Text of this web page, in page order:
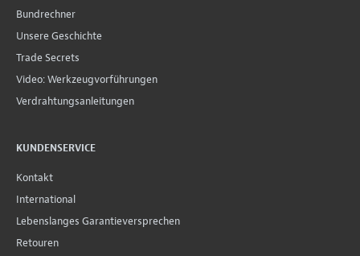
Bundrechner
Unsere Geschichte
Trade Secrets
Video: Werkzeugvorführungen
Verdrahtungsanleitungen
KUNDENSERVICE
Kontakt
International
Lebenslanges Garantieversprechen
Retouren